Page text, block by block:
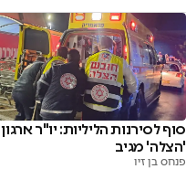
סוף לסירנות הליליות: יו"ר ארגון
'הצלה' מגיב
פנחס בן זיו